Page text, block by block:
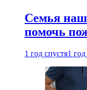
Семья
помочь
1 год спустя1